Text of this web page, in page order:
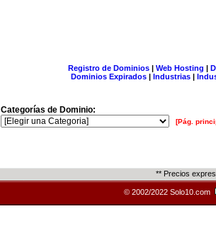
Registro de Dominios| Web Hosting |
Dominios Expirados | Industrias |
Categorías de Dominio:
[Pág.
** Precios
© 2002/2022 Solo10.com